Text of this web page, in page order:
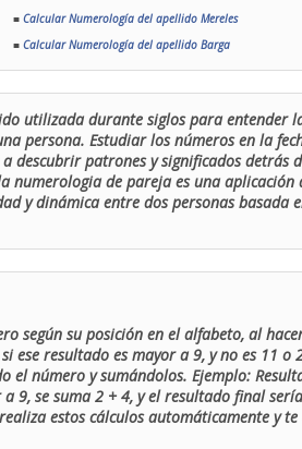
■ Calcular Numerología del apellido Mereles
■ Calcular Numerología del apellido Barga
utilizada durante siglos para entender
persona. Estudiar los números en la
descubrir patrones y significados detrás
numerologia de pareja es una aplicación
y dinámica entre dos personas basada
según su posición en el alfabeto, al
ese resultado es mayor a 9, y no es 11 o
el número y sumándolos. Ejemplo:
9, se suma 2 + 4, y el resultado final
estos cálculos automáticamente y te